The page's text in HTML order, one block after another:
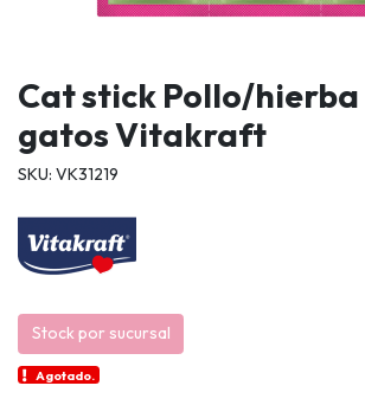
Cat stick Pollo/
gatos Vitakraft
SKU: VK31219
Stock por sucursal
Agotado.